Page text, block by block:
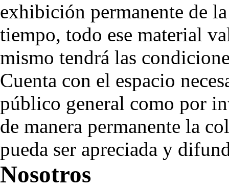
exhibición permanente de
tiempo, todo ese material
mismo tendrá las
Cuenta con el espacio
público general como por
de manera permanente la
pueda ser apreciada y
Nosotros